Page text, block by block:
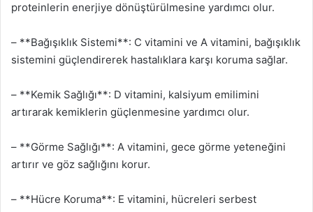
proteinlerin enerjiye dönüştürülmesine yardımcı olur.
– **Bağışıklık Sistemi**: C vitamini ve A vitamini, bağışıklık
sistemini güçlendirerek hastalıklara karşı koruma sağlar.
– **Kemik Sağlığı**: D vitamini, kalsiyum emilimini
artırarak kemiklerin güçlenmesine yardımcı olur.
– **Görme Sağlığı**: A vitamini, gece görme yeteneğini
artırır ve göz sağlığını korur.
– **Hücre Koruma**: E vitamini, hücreleri serbest